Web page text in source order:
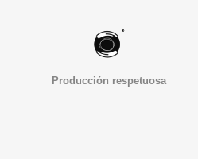
Producción respetuosa